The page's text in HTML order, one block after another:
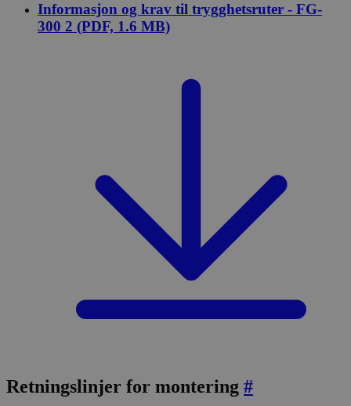
Informasjon og krav til trygghetsruter - FG-
300 2 (PDF, 1.6 MB)
Retningslinjer for montering #